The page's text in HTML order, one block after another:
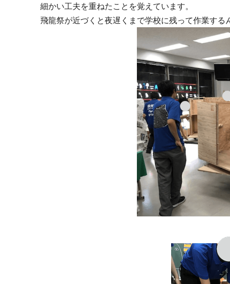
細かい工夫を重ねたことを覚えています。
飛龍祭が近づくと夜遅くまで学校に残って作業する